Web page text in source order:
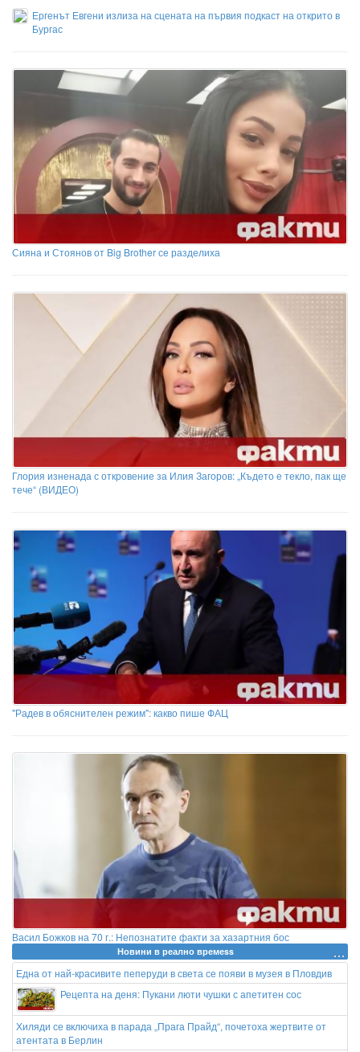
Ергенът Евгени излиза на сцената на първия подкаст на открито в
Бургас
Сияна и Стоянов от Big Brother се разделиха
Глория изненада с откровение за Илия Загоров: „Където е текло, пак ще
тече“ (ВИДЕО)
"Радев в обяснителен режим": какво пише ФАЦ
Васил Божков на 70 г.: Непознатите факти за хазартния бос
Новини в реално времеss
Една от най-красивите пеперуди в света се появи в музея в Пловдив
Рецепта на деня: Пукани люти чушки с апетитен сос
Хиляди се включиха в парада „Прага Прайд“, почетоха жертвите от
атентата в Берлин